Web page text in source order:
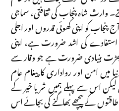
وارث شاہ پنجاب کی ثقافتی، سماجی
کو اپنی کھوئی قدروں اور اجلی
کی اشد ضرورت ہے، اپنی
بنیادی ضرورت ہے جو وقار سے
میں امن اور رواداری کا پیغام عام
اس سے پہلے ہمیں شر یا خیر کے
کے پیچھے بھاگنے کی بجائے اس